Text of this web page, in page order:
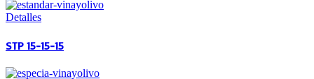
Detalles
STP 15-15-15